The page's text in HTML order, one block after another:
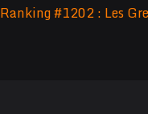
Ranking #1202 : Les